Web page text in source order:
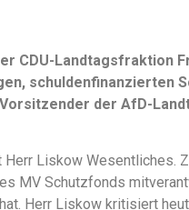
CDU-Landtagsfraktion
schuldenfinanzierten
der AfD-
Liskow Wesentliches.
MV Schutzfonds
Herr Liskow kritisiert